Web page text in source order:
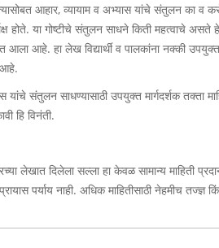
आहार, व्यायाम व अभ्यास यांचे संतुलन का व
होते. या गोष्टीचे संतुलन साधने किती महत्वाचे असते हे
आला आहे. हा लेख विद्यार्थी व पालकांना नक्की
आहे.
यांचे संतुलन साधण्यासाठी उपयुक्त मार्गदर्शक तक्ता
हि विनंती.
लेखात दिलेला सल्ला हा केवळ सामान्य माहिती
पर्याय नाही. अधिक माहितीसाठी नेहमीच तज्ज्ञ